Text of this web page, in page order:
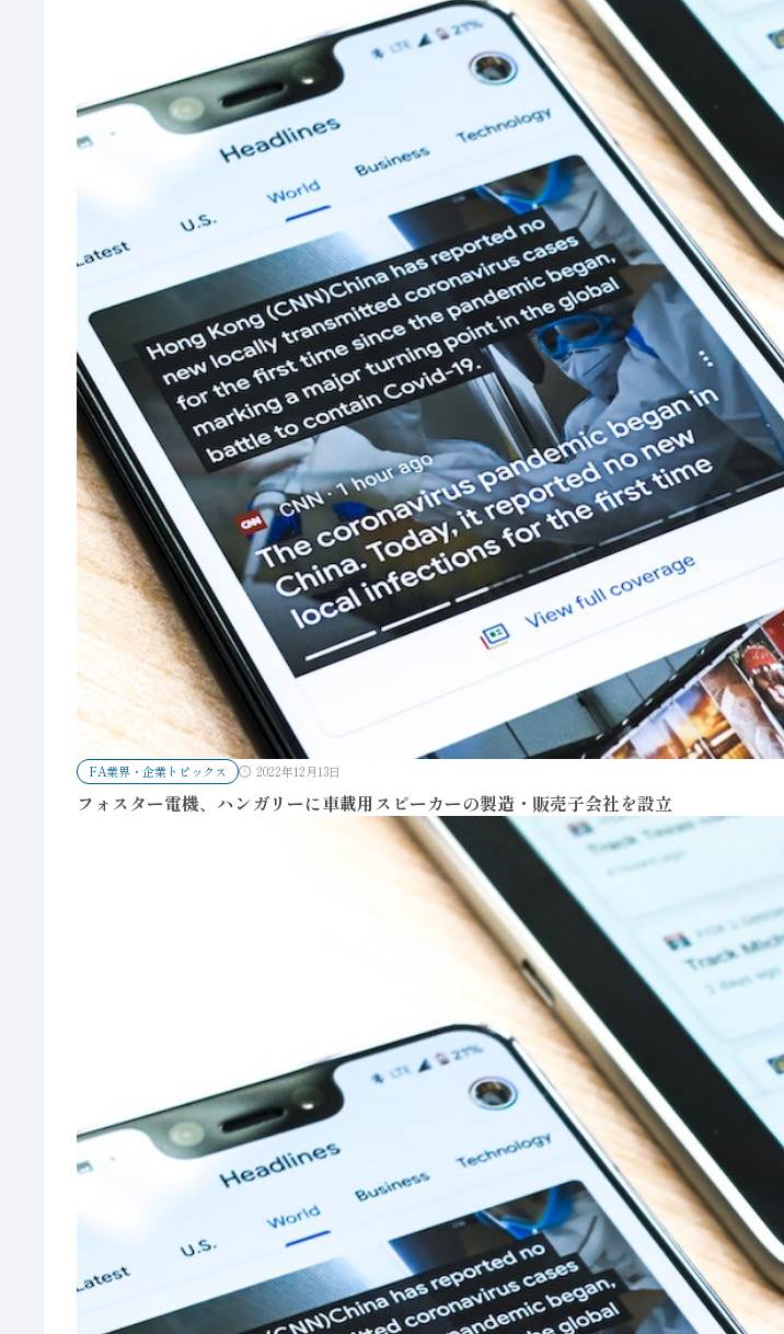
FA業界・企業トピックス 2022年12月13日
フォスター電機、ハンガリーに車載用スピーカーの製造・販売子会社を設立